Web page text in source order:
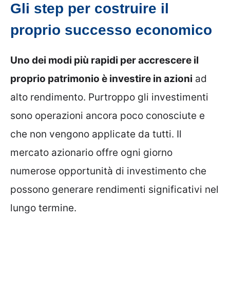
Gli step per costruire il
proprio successo economico
Uno dei modi più rapidi per accrescere il
proprio patrimonio è investire in azioni ad
alto rendimento. Purtroppo gli investimenti
sono operazioni ancora poco conosciute e
che non vengono applicate da tutti. Il
mercato azionario offre ogni giorno
numerose opportunità di investimento che
possono generare rendimenti significativi nel
lungo termine.